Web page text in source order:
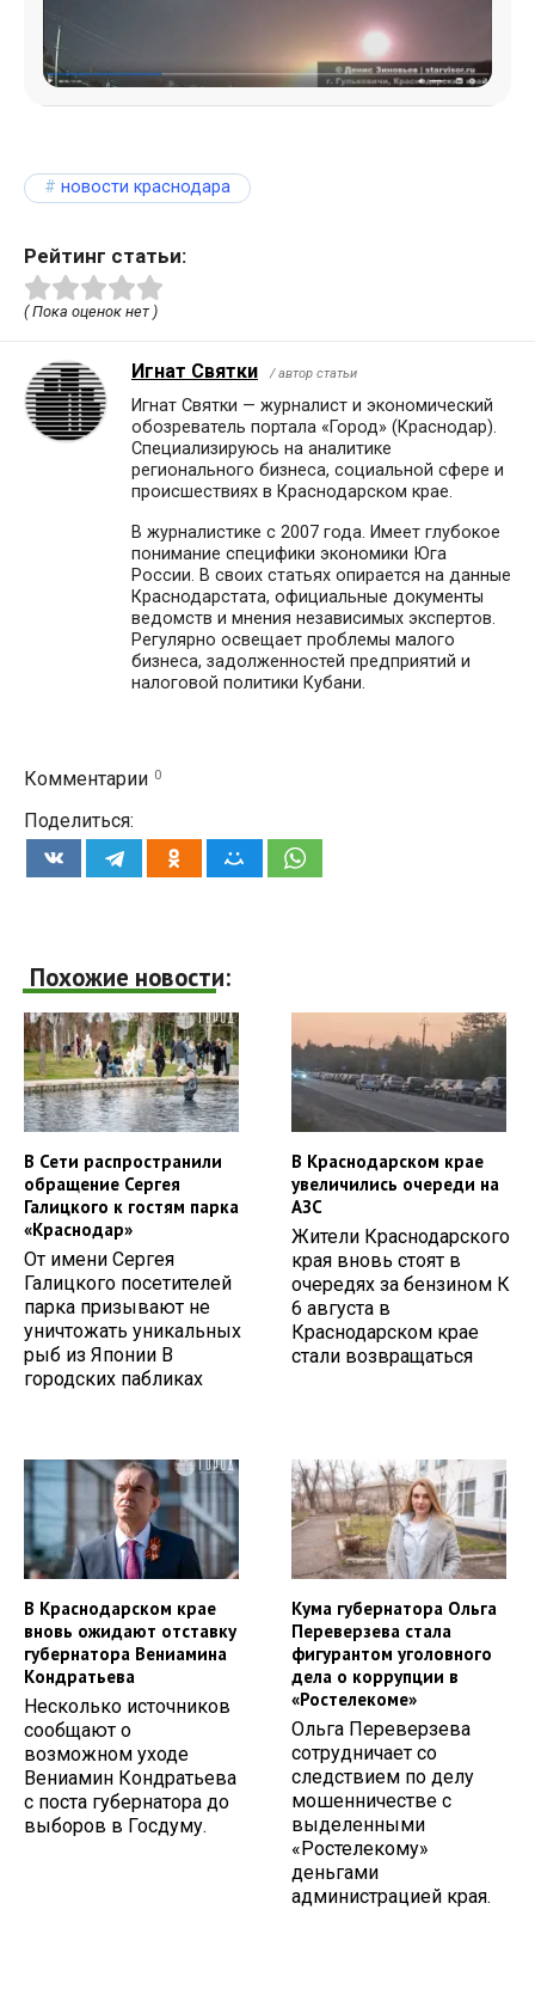
новости краснодара
Рейтинг статьи:
( Пока оценок нет )
Игнат Святки / автор статьи
Игнат Святки — журналист и экономический
обозреватель портала «Город» (Краснодар).
Специализируюсь на аналитике
регионального бизнеса, социальной сфере и
происшествиях в Краснодарском крае.
В журналистике с 2007 года. Имеет глубокое
понимание специфики экономики Юга
России. В своих статьях опирается на данные
Краснодарстата, официальные документы
ведомств и мнения независимых экспертов.
Регулярно освещает проблемы малого
бизнеса, задолженностей предприятий и
налоговой политики Кубани.
Комментарии 0
Поделиться:
Похожие новости:
В Сети распространили
обращение Сергея
Галицкого к гостям парка
«Краснодар»
От имени Сергея
Галицкого посетителей
парка призывают не
уничтожать уникальных
рыб из Японии В
городских пабликах
В Краснодарском крае
увеличились очереди на
АЗС
Жители Краснодарского
края вновь стоят в
очередях за бензином К
6 августа в
Краснодарском крае
стали возвращаться
В Краснодарском крае
вновь ожидают отставку
губернатора Вениамина
Кондратьева
Несколько источников
сообщают о
возможном уходе
Вениамин Кондратьева
с поста губернатора до
выборов в Госдуму.
Кума губернатора Ольга
Переверзева стала
фигурантом уголовного
дела о коррупции в
«Ростелекоме»
Ольга Переверзева
сотрудничает со
следствием по делу
мошенничестве с
выделенными
«Ростелекому»
деньгами
администрацией края.